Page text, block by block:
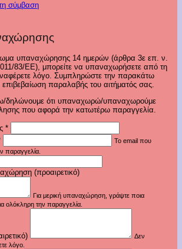
σύμβαση
υπαναχώρησης 14 ημερών (άρθρα 3ε επ. ν.
83/ΕΕ), μπορείτε να υπαναχωρήσετε από τη
λόγο. Συμπληρώστε την παρακάτω
παραλαβής του αιτήματός σας.
δηλώνουμε ότι υπαναχωρώ/υπαναχωρούμε
που αφορά την κατωτέρω παραγγελία.
*
Το email που
παραγγελία.
(προαιρετικό)
Για μερική υπαναχώρηση, γράψτε ποια
ολόκληρη την παραγγελία.
Δεν
λόγο.